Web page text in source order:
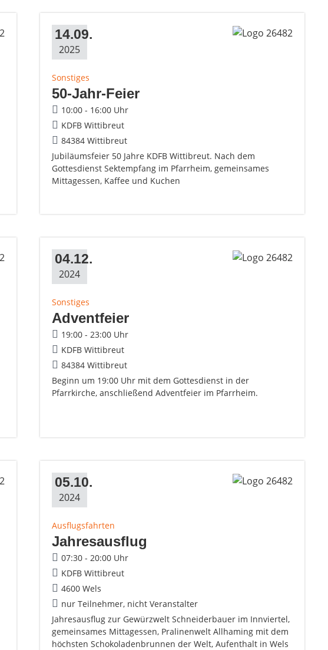
14.09.
2025
Sonstiges
50-Jahr-Feier
10:00 - 16:00 Uhr
KDFB Wittibreut
84384 Wittibreut
Jubiläumsfeier 50 Jahre KDFB Wittibreut. Nach dem
Gottesdienst Sektempfang im Pfarrheim, gemeinsames
Mittagessen, Kaffee und Kuchen
04.12.
2024
Sonstiges
Adventfeier
19:00 - 23:00 Uhr
KDFB Wittibreut
84384 Wittibreut
Beginn um 19:00 Uhr mit dem Gottesdienst in der
Pfarrkirche, anschließend Adventfeier im Pfarrheim.
05.10.
2024
Ausflugsfahrten
Jahresausflug
07:30 - 20:00 Uhr
KDFB Wittibreut
4600 Wels
nur Teilnehmer, nicht Veranstalter
Jahresausflug zur Gewürzwelt Schneiderbauer im Innviertel,
gemeinsames Mittagessen, Pralinenwelt Allhaming mit dem
höchsten Schokoladenbrunnen der Welt, Aufenthalt in Wels